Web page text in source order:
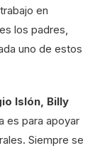
en
los padres,
uno de estos
Islón, Billy
es para apoyar
Siempre se